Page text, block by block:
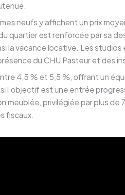
neufs y affichent un prix
quartier est renforcée par sa
la vacance locative. Les
du CHU Pasteur et des
4,5 % et 5,5 %, offrant un
l’objectif est une entrée
meublée, privilégiée par plus de
fiscaux.